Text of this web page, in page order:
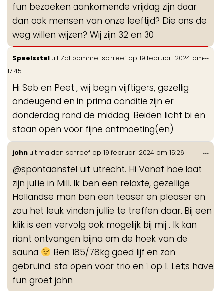
fun bezoeken aankomende vrijdag zijn daar
dan ook mensen van onze leeftijd? Die ons de
weg willen wijzen? Wij zijn 32 en 30
Speelsstel uit Zaltbommel schreef op 19 februari 2024 om
17:45
Hi Seb en Peet , wij begin vijftigers, gezellig
ondeugend en in prima conditie zijn er
donderdag rond de middag. Beiden licht bi en
staan open voor fijne ontmoeting(en)
...
john uit malden schreef op 19 februari 2024 om 15:26
@spontaanstel uit utrecht. Hi Vanaf hoe laat
zijn jullie in Mill. Ik ben een relaxte, gezellige
Hollandse man ben een teaser en pleaser en
zou het leuk vinden jullie te treffen daar. Bij een
klik is een vervolg ook mogelijk bij mij . Ik kan
riant ontvangen bijna om de hoek van de
sauna
Ben 185/78kg goed lijf en zon
gebruind. sta open voor trio en 1 op 1. Let;s have
fun groet john
...